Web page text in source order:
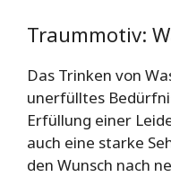
Traummotiv:
Das Trinken von
unerfülltes
Erfüllung einer
auch eine starke
den Wunsch nach